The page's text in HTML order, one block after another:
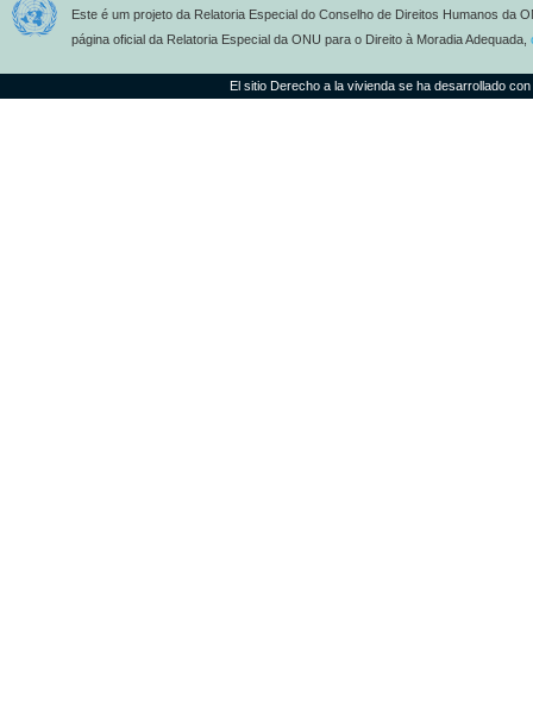
Este é um projeto da Relatoria Especial do Conselho de Direitos Humanos da
página oficial da Relatoria Especial da ONU para o Direito à Moradia Adequada,
El sitio Derecho a la vivienda se ha desarrollado